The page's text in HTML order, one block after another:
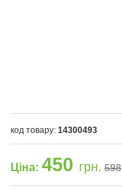
код товару: 14300493
Ціна: 450 грн. 598